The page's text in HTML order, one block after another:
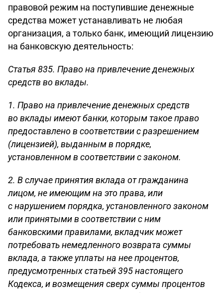
правовой режим на поступившие денежные
средства может устанавливать не любая
организация, а только банк, имеющий лицензию
на банковскую деятельность:
Статья 835. Право на привлечение денежных
средств во вклады.
1. Право на привлечение денежных средств
во вклады имеют банки, которым такое право
предоставлено в соответствии с разрешением
(лицензией), выданным в порядке,
установленном в соответствии с законом.
2. В случае принятия вклада от гражданина
лицом, не имеющим на это права, или
с нарушением порядка, установленного законом
или принятыми в соответствии с ним
банковскими правилами, вкладчик может
потребовать немедленного возврата суммы
вклада, а также уплаты на нее процентов,
предусмотренных статьей 395 настоящего
Кодекса, и возмещения сверх суммы процентов